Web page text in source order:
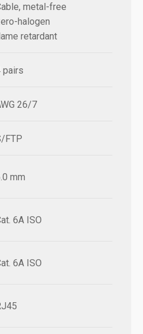
metal-free
halogen
retardant
pairs
26/7
FTP
mm
6A ISO
6A ISO